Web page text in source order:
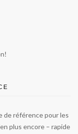
de référence pour les
plus encore – rapide